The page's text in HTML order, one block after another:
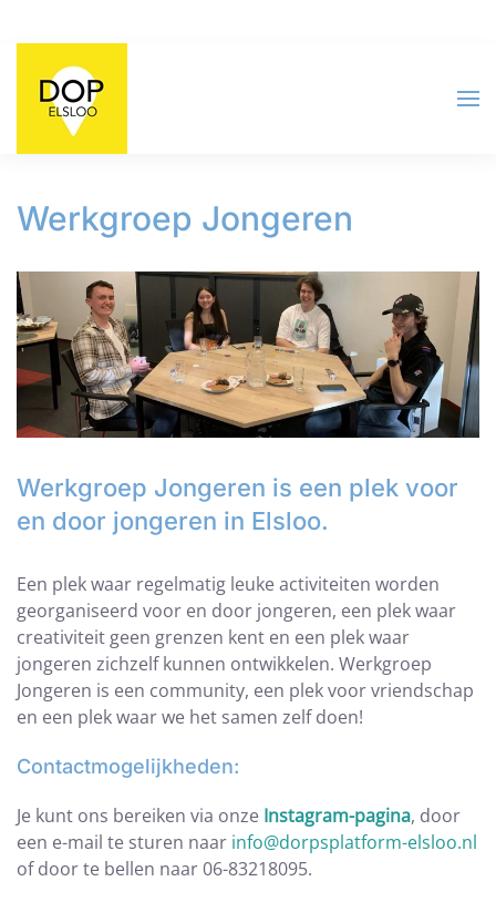
Werkgroep Jongeren
Werkgroep Jongeren is een plek voor
en door jongeren in Elsloo.
Een plek waar regelmatig leuke activiteiten worden
georganiseerd voor en door jongeren, een plek waar
creativiteit geen grenzen kent en een plek waar
jongeren zichzelf kunnen ontwikkelen. Werkgroep
Jongeren is een community, een plek voor vriendschap
en een plek waar we het samen zelf doen!
Contactmogelijkheden:
Je kunt ons bereiken via onze Instagram-pagina, door
een e-mail te sturen naar info@dorpsplatform-elsloo.nl
of door te bellen naar 06-83218095.